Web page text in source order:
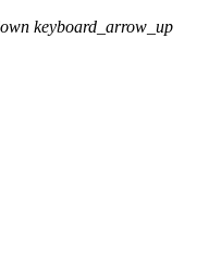
keyboard_arrow_up